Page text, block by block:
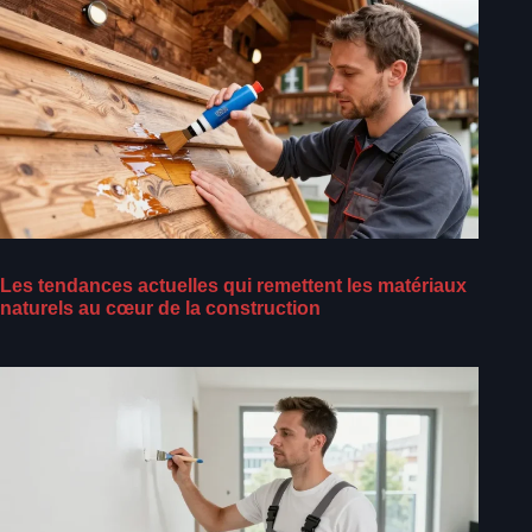
Les tendances actuelles qui remettent les matériaux
naturels au cœur de la construction